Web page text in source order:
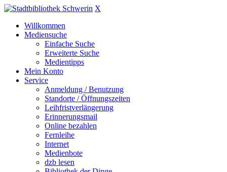
X
Willkommen
Mediensuche
Einfache Suche
Erweiterte Suche
Medientipps
Mein Konto
Service
Anmeldung / Benutzung
Standorte / Öffnungszeiten
Leihfristverlängerung
Erinnerungsmail
Online bezahlen
Fernleihe
Internet
Medienbote
dzb lesen